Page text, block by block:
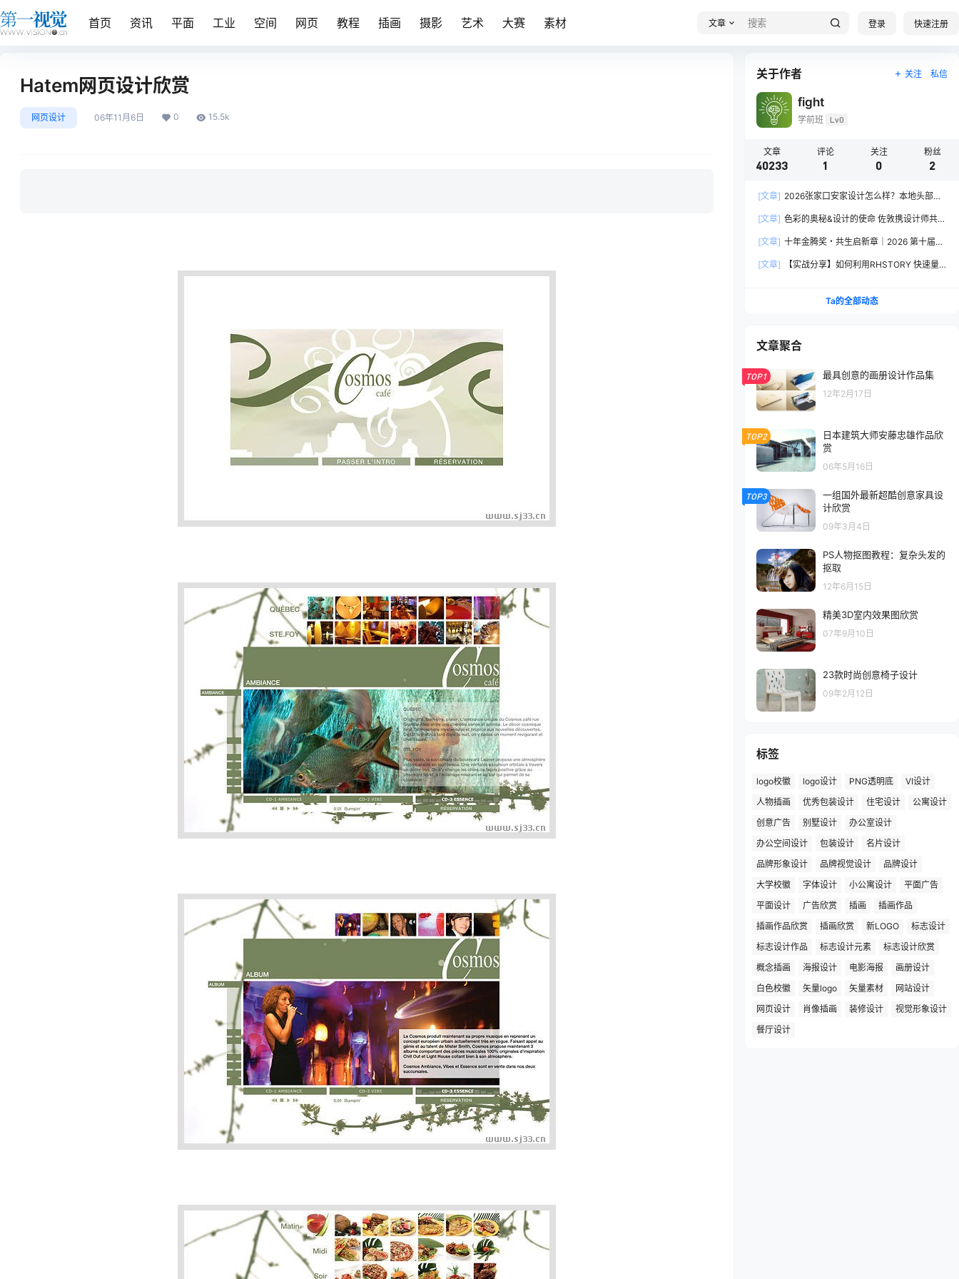
首页 资讯 平面 工业 空间 网页 教程 插画 摄影 艺术 大赛 素材 文章 登录 快速注册
Hatem网页设计欣赏
网页设计 06年11月6日 0 15.5k
关于作者 关注 私信
fight
学前班 Lv0
文章
40233
评论
1
关注
0
粉丝
2
[文章] 2026张家口安家设计怎么样？本地头部全
[文章] 色彩的奥秘&设计的使命 佐敦携设计师共探
[文章] 十年金腾奖・共生启新章｜2026 第十届金
[文章]
【实战分享】如何利用RHSTORY 快速量
Ta的全部动态
文章聚合
TOP1 最具创意的画册设计作品集
12年2月17日
TOP2
日本建筑大师安藤忠雄作品欣
赏
06年5月16日
TOP3
一组国外最新超酷创意家具设
计欣赏
09年3月4日
PS人物抠图教程：复杂头发的
抠取
12年6月15日
精美3D室内效果图欣赏
07年9月10日
23款时尚创意椅子设计
09年2月12日
标签
logo校徽 logo设计 PNG透明底
VI设计
人物插画
优秀包装设计 住宅设计
公寓设计
创意广告
别墅设计
办公室设计
办公空间设计
包装设计
名片设计
品牌形象设计
品牌视觉设计
品牌设计
大学校徽
字体设计 小公寓设计
平面广告
平面设计
广告欣赏 插画
插画作品
插画作品欣赏
插画欣赏 新LOGO
标志设计
标志设计作品
标志设计元素
标志设计欣赏
概念插画
海报设计 电影海报
画册设计
白色校徽
矢量logo 矢量素材
网站设计
网页设计
肖像插画 装修设计
视觉形象设计
餐厅设计